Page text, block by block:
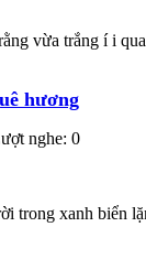
vừa trắng í i
hương
nghe: 0
trong xanh biển